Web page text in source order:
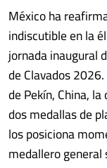
México ha
indiscutible en la
jornada inaugural
de Clavados
de Pekín, China,
dos medallas de
los posiciona
medallero